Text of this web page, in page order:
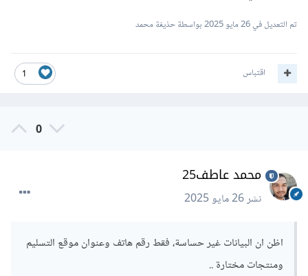
تأكد أيضا إذا إستخدمت تلك الخدمة أن تقوم بإخفاء بريدك
نصية يتم إرسال الطلب لها هكذا
random-string"
سيستطيع أى شخص أن يرى بريدك ومن الممكن إرسال رسائل
spam .
لهذا إذا لم تكن البيانات التي ترسلها حساسة فغالبا لن تواجه مشاكل
تم التعديل في26 مايو 2025 بواسطة حذيفة محمد
1 اقتباس
0
محمد عاطف25
نشر26 مايو 2025
اظن ان البيانات غير حساسة، فقط رقم هاتف وعنوان موقع التسليم
ومنتجات مختارة ..